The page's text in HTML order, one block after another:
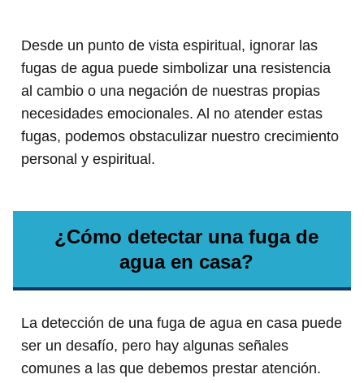
Desde un punto de vista espiritual, ignorar las
fugas de agua puede simbolizar una resistencia
al cambio o una negación de nuestras propias
necesidades emocionales. Al no atender estas
fugas, podemos obstaculizar nuestro crecimiento
personal y espiritual.
¿Cómo detectar una fuga de
agua en casa?
La detección de una fuga de agua en casa puede
ser un desafío, pero hay algunas señales
comunes a las que debemos prestar atención.